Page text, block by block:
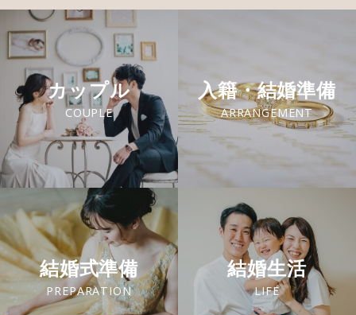
カップル
COUPLE
入籍・結婚準備
ARRANGEMENT
結婚式準備
PREPARATION
結婚生活
LIFE